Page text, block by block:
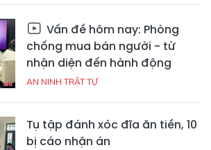
Vấn đề hôm nay: Phòng
chống mua bán người - từ
nhận diện đến hành động
AN NINH TRẬT TỰ
Tụ tập đánh xóc đĩa ăn tiền, 10
bị cáo nhận án